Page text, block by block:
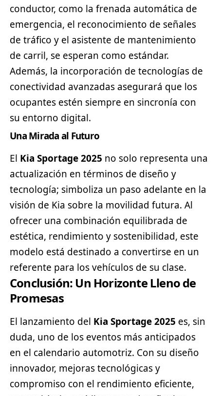
conductor, como la frenada automática de
emergencia, el reconocimiento de señales
de tráfico y el asistente de mantenimiento
de carril, se esperan como estándar.
Además, la incorporación de tecnologías de
conectividad avanzadas asegurará que los
ocupantes estén siempre en sincronía con
su entorno digital.
Una Mirada al Futuro
El Kia Sportage 2025 no solo representa una
actualización en términos de diseño y
tecnología; simboliza un paso adelante en la
visión de Kia sobre la movilidad futura. Al
ofrecer una combinación equilibrada de
estética, rendimiento y sostenibilidad, este
modelo está destinado a convertirse en un
referente para los vehículos de su clase.
Conclusión: Un Horizonte Lleno de
Promesas
El lanzamiento del Kia Sportage 2025 es, sin
duda, uno de los eventos más anticipados
en el calendario automotriz. Con su diseño
innovador, mejoras tecnológicas y
compromiso con el rendimiento eficiente,